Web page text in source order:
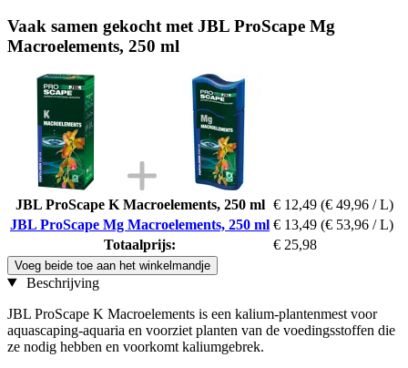
Vaak samen gekocht met JBL ProScape Mg
Macroelements, 250 ml
JBL ProScape K Macroelements, 250 ml € 12,49 (€ 49,96 / L)
JBL ProScape Mg Macroelements, 250 ml € 13,49 (€ 53,96 / L)
Totaalprijs:
€ 25,98
Voeg beide toe aan het winkelmandje
Beschrijving
JBL ProScape K Macroelements is een kalium-plantenmest voor
aquascaping-aquaria en voorziet planten van de voedingsstoffen die
ze nodig hebben en voorkomt kaliumgebrek.